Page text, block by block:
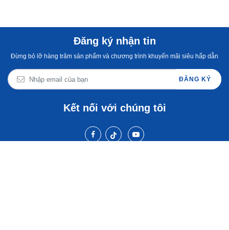
Đăng ký nhận tin
Đừng bỏ lỡ hàng trăm sản phẩm và chương trình khuyến mãi siêu hấp dẫn
ĐĂNG KÝ
Kết nối với chúng tôi